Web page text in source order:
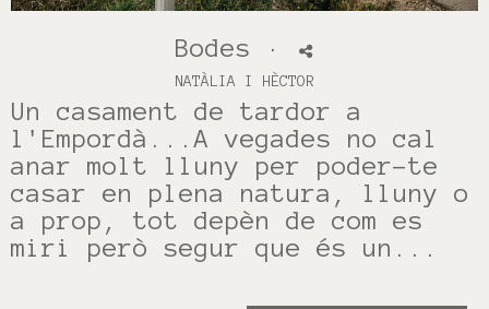
Bodes ·
NATÀLIA I HÈCTOR
Un casament de tardor a
l'Empordà...A vegades no cal
anar molt lluny per poder-te
casar en plena natura, lluny o
a prop, tot depèn de com es
miri però segur que és un...